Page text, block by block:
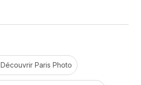
Découvrir Paris Photo